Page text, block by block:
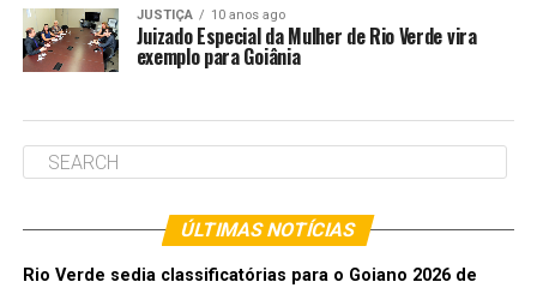
JUSTIÇA 10 anos ago
Juizado Especial da Mulher de Rio Verde vira
exemplo para Goiânia
ÚLTIMAS NOTÍCIAS
Rio Verde sedia classificatórias para o Goiano 2026 de